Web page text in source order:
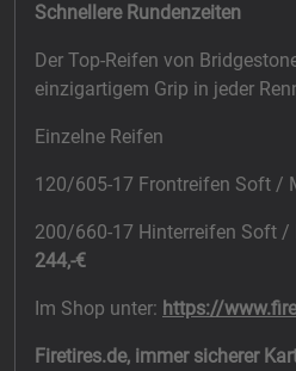
Schnellere Rundenzeiten
Der Top-Reifen von
einzigartigem Grip in jeder
Einzelne Reifen
120/605-17 Frontreifen Soft /
200/660-17 Hinterreifen Soft /
244,-€
Im Shop unter: https://
Firetires.de, immer sicherer